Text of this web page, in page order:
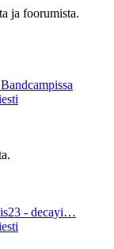
ja foorumista.
- decayi…